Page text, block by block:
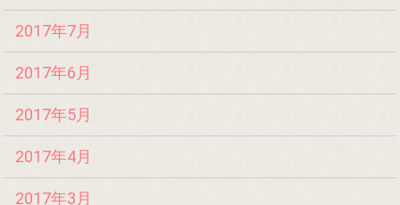
2017年7月
2017年6月
2017年5月
2017年4月
2017年3月